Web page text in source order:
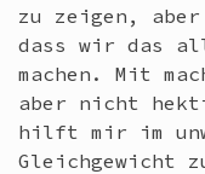
zu zeigen,
dass wir das
machen. Mit
aber nicht
hilft mir im
Gleichgewicht